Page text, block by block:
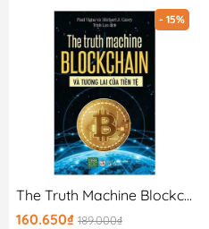
- 15%
The Truth Machine Blockchain Và Tương Lai Của Tiền Tệ
160.650₫ 189.000₫